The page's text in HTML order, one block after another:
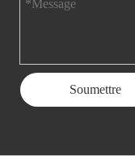
Soumettre